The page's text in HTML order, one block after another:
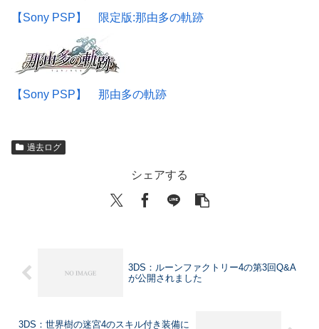
【Sony PSP】 限定版:那由多の軌跡
【Sony PSP】 那由多の軌跡
過去ログ
シェアする
3DS：ルーンファクトリー4の第3回Q&A
が公開されました
3DS：世界樹の迷宮4のスキル付き装備に